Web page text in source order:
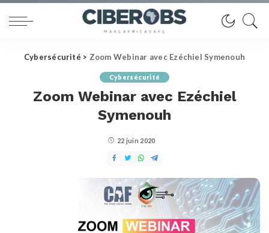
Cybersécurité > Zoom Webinar avec Ezéchiel Symenouh
Cybersécurité
Zoom Webinar avec Ezéchiel
Symenouh
22 juin 2020